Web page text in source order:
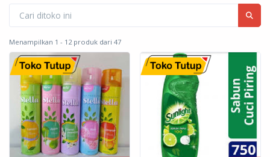
Menampilkan 1 - 12 produk dari 47